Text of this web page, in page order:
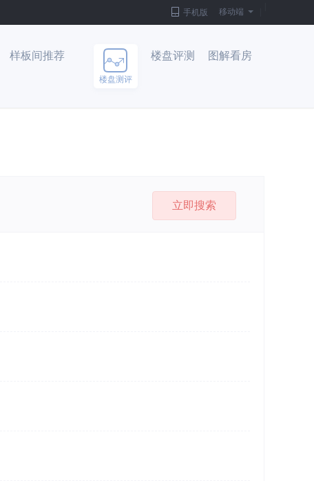
手机版 移动端
样板间推荐
楼盘测评
楼盘评测 图解看房
立即搜索